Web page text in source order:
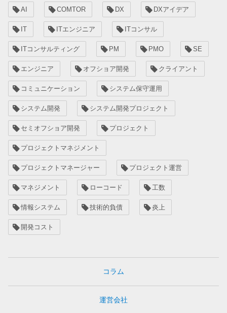
AI COMTOR DX DXアイデア
IT ITエンジニア ITコンサル
ITコンサルティング PM PMO SE
エンジニア オフショア開発 クライアント
コミュニケーション システム保守運用
システム開発 システム開発プロジェクト
セミオフショア開発 プロジェクト
プロジェクトマネジメント
プロジェクトマネージャー プロジェクト運営
マネジメント ローコード 工数
情報システム 技術的負債 炎上
開発コスト
コラム
運営会社